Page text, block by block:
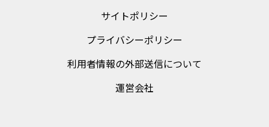
サイトポリシー
プライバシーポリシー
利用者情報の外部送信について
運営会社